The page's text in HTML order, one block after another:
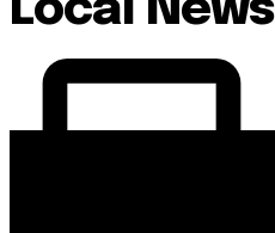
Local News